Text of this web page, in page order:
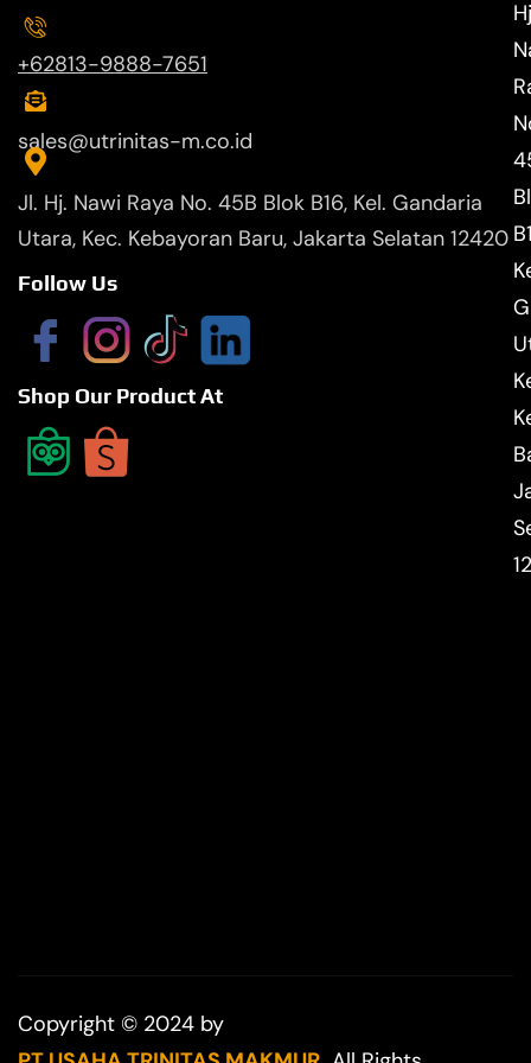
+62813-9888-7651
sales@utrinitas-m.co.id
Jl. Hj. Nawi Raya No. 45B Blok B16, Kel. Gandaria
Utara, Kec. Kebayoran Baru, Jakarta Selatan 12420
Follow Us
Shop Our Product At
Copyright © 2024 by